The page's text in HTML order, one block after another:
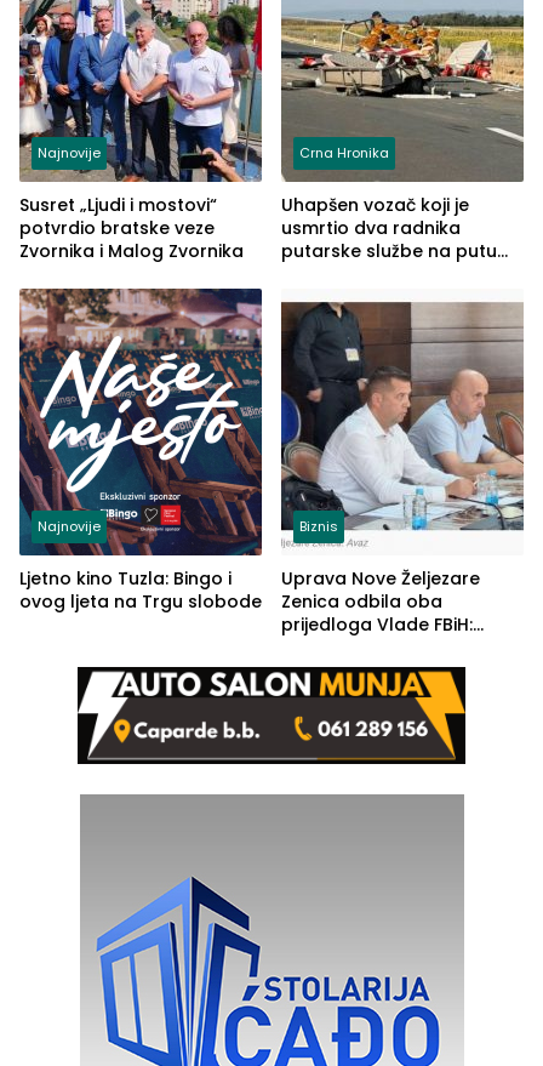
Najnovije
Susret „Ljudi i mostovi“
potvrdio bratske veze
Zvornika i Malog Zvornika
Crna Hronika
Uhapšen vozač koji je
usmrtio dva radnika
putarske službe na putu
(FOTO)
Najnovije
Ljetno kino Tuzla: Bingo i
ovog ljeta na Trgu slobode
Biznis
Uprava Nove Željezare
Zenica odbila oba
prijedloga Vlade FBiH:
rješenje